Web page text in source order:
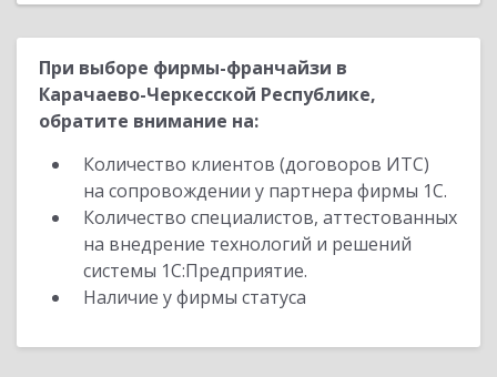
При выборе фирмы-франчайзи в
Карачаево-Черкесской Республике,
обратите внимание на:
Количество клиентов (договоров ИТС)
на сопровождении у партнера фирмы 1С.
Количество специалистов, аттестованных
на внедрение технологий и решений
системы 1С:Предприятие.
Наличие у фирмы статуса